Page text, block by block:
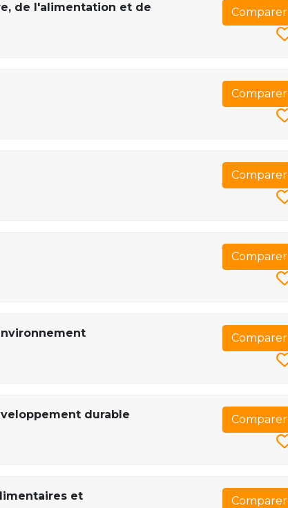
de l'alimentation et de
Comparer
Comparer
Comparer
Comparer
Comparer
durable
Comparer
et
Comparer